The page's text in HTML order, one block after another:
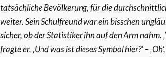
tatsächliche Bevölkerung, für die
weiter. Sein Schulfreund war ein bisschen
sicher, ob der Statistiker ihn auf den Arm nahm.
fragte er. ‚Und was ist dieses Symbol hier?‘ –